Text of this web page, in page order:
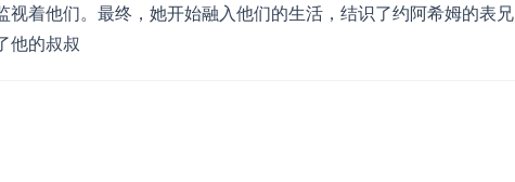
着他们。最终，她开始融入他们的生活，结识了约阿希姆的表兄
他的叔叔